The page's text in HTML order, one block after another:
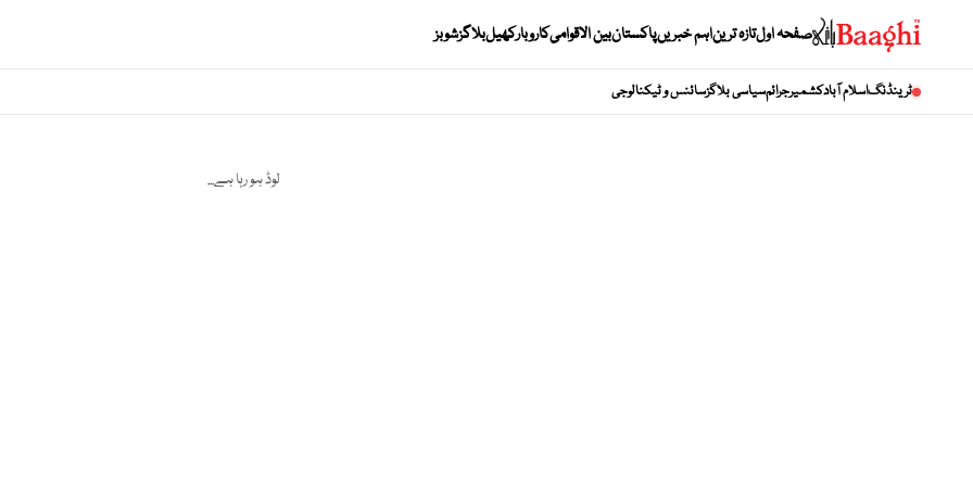
صفحہ اولتازہ تریناہم خبریںپاکستانبین الاقوامیکاروبارکھیلبلاگزشوبز
ٹرینڈنگاسلام آبادکشمیرجرائمسیاسی بلاگزسائنس و ٹیکنالوجی
لوڈ ہو رہا ہے...